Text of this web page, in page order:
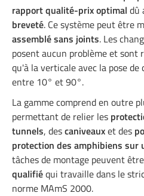
Duo-Rail
Barrière de
Gate-Guard »
Atténuateur
Garde-Corps
Garde-corps
Passages
Protections
Boplan
rapport qualité-prix optimal dû
breveté. Ce système peut être
assemblé sans joints. Les
posent aucun problème et
qu'à la verticale avec la pose
entre 10° et 90°.
La gamme comprend en outre
permettant de relier les
tunnels, descaniveauxet des
protection des amphibiens sur
tâches de montage peuvent
qualifiéqui travaille dans le
norme MAmS 2000.